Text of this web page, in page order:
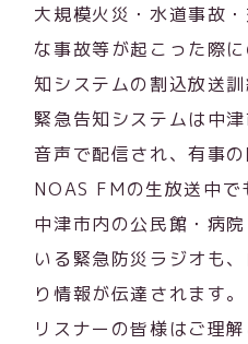
大規模火災・水道事故
な事故等が起こった際
知システムの割込放送訓
緊急告知システムは中
音声で配信され、有事
NOAS FMの生放送中で
中津市内の公民館・病
いる緊急防災ラジオも
り情報が伝達されます。
リスナーの皆様はご理